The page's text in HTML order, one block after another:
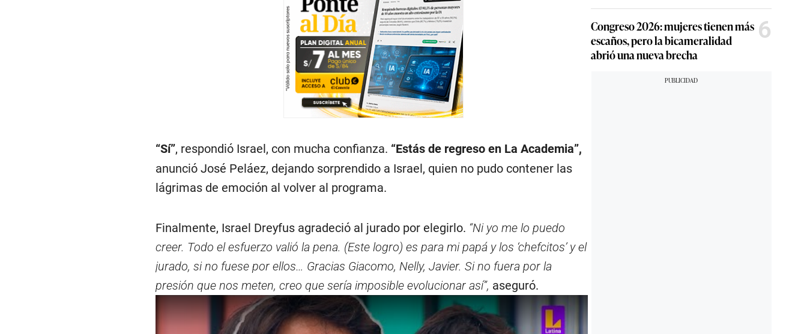
“Sí”, respondió Israel, con mucha confianza. “Estás de regreso en La Academia”,
anunció José Peláez, dejando sorprendido a Israel, quien no pudo contener las
lágrimas de emoción al volver al programa.
Finalmente, Israel Dreyfus agradeció al jurado por elegirlo. “Ni yo me lo puedo
creer. Todo el esfuerzo valió la pena. (Este logro) es para mi papá y los ‘chefcitos’ y el
jurado, si no fuese por ellos… Gracias Giacomo, Nelly, Javier. Si no fuera por la
presión que nos meten, creo que sería imposible evolucionar así”, aseguró.
Congreso 2026: mujeres tienen más
escaños, pero la bicameralidad
abrió una nueva brecha
6